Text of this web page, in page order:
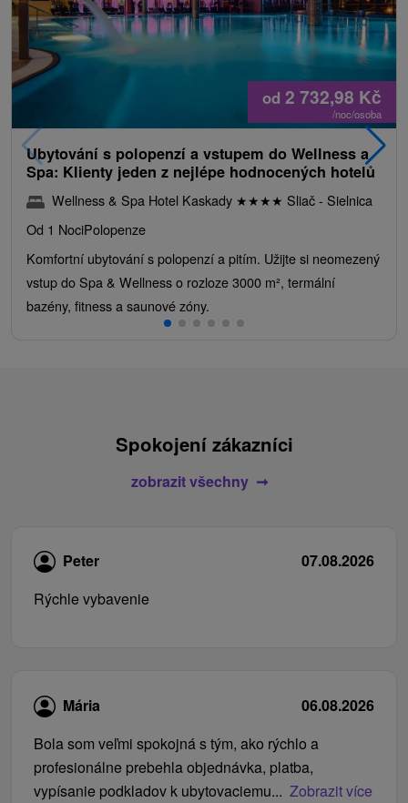
od 2 732,98 Kč
/noc/osoba
Ubytování s polopenzí a vstupem do Wellness a
Spa: Klienty jeden z nejlépe hodnocených hotelů
Wellness & Spa Hotel Kaskady ★★★★ Sliač - Sielnica
Od 1 NociPolopenze
Komfortní ubytování s polopenzí a pitím. Užijte si neomezený
vstup do Spa & Wellness o rozloze 3000 m², termální
bazény, fitness a saunové zóny.
Spokojení zákazníci
zobrazit všechny
Peter
07.08.2026
Rýchle vybavenie
Mária
06.08.2026
Bola som veľmi spokojná s tým, ako rýchlo a
profesionálne prebehla objednávka, platba,
vypísanie podkladov k ubytovaciemu... Zobrazit více